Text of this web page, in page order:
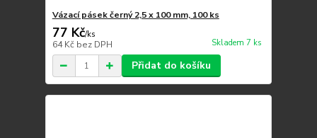
Vázací pásek černý 2,5 x 100 mm, 100 ks
77 Kč/ks
64 Kč bez DPH Skladem 7 ks
Přidat do košíku